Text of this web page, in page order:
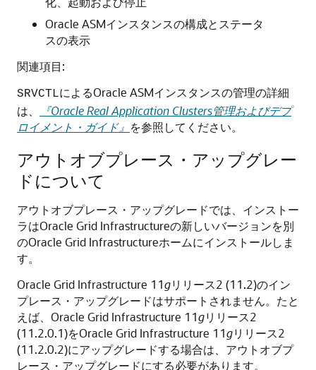
Oracle ASMインスタンスの構成とステータ
スの表示
関連項目:
SRVCTLによるOracle ASMインスタンスの管理の詳細
は、
『Oracle Real Application Clusters管理およびデプ
ロイメント・ガイド』 を参照してください。
アウトオブプレース・アップグレー
ドについて
アウトオブプレース・アップグレードでは、インストー
ラはOracle Grid Infrastructureの新しいバージョンを別
のOracle Grid Infrastructureホームにインストールしま
す。
Oracle Grid Infrastructure 11gリリース2 (11.2)のイン
プレース・アップグレードはサポートされません。たと
えば、Oracle Grid Infrastructure 11gリリース2
(11.2.0.1)をOracle Grid Infrastructure 11gリリース2
(11.2.0.2)にアップグレードする場合は、アウトオブプ
レース・アップグレードにする必要があります。